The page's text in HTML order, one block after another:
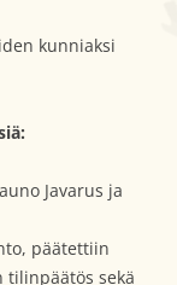
kunniaksi
Javarus ja
päätettiin
tilinpäätös sekä